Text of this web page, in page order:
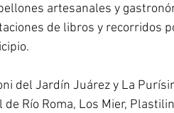
artesanales y
de libros y recorridos
del Jardín Juárez y La
Río Roma, Los Mier,